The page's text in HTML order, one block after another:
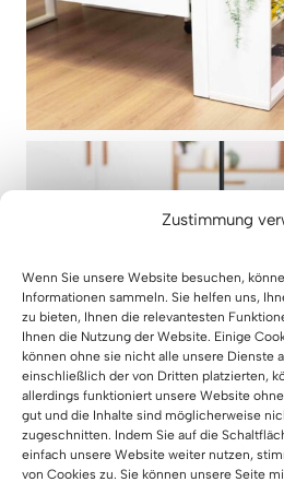
Zustimmung
Wenn Sie unsere Website besuchen,
Informationen sammeln. Sie helfen uns,
zu bieten, Ihnen die relevantesten
Ihnen die Nutzung der Website. Einige
können ohne sie nicht alle unsere Dienste
einschließlich der von Dritten platzierten,
allerdings funktioniert unsere Website
gut und die Inhalte sind möglicherweise
zugeschnitten. Indem Sie auf die
einfach unsere Website weiter nutzen,
von Cookies zu. Sie können unsere Seite